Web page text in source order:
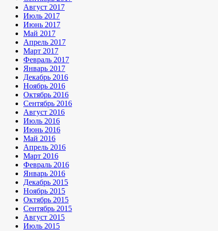
Август 2017
Июль 2017
Июнь 2017
Май 2017
Апрель 2017
Март 2017
Февраль 2017
Январь 2017
Декабрь 2016
Ноябрь 2016
Октябрь 2016
Сентябрь 2016
Август 2016
Июль 2016
Июнь 2016
Май 2016
Апрель 2016
Март 2016
Февраль 2016
Январь 2016
Декабрь 2015
Ноябрь 2015
Октябрь 2015
Сентябрь 2015
Август 2015
Июль 2015